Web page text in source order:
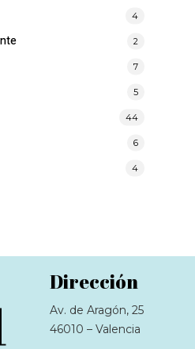
4
2
7
5
44
6
4
Dirección
Av. de Aragón, 25
46010 – Valencia